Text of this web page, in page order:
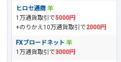
ヒロセ通商
1万通貨取引で5000円
+のりかえ10万通貨取引で2000円
FXブロードネット
1万通貨取引で3000円